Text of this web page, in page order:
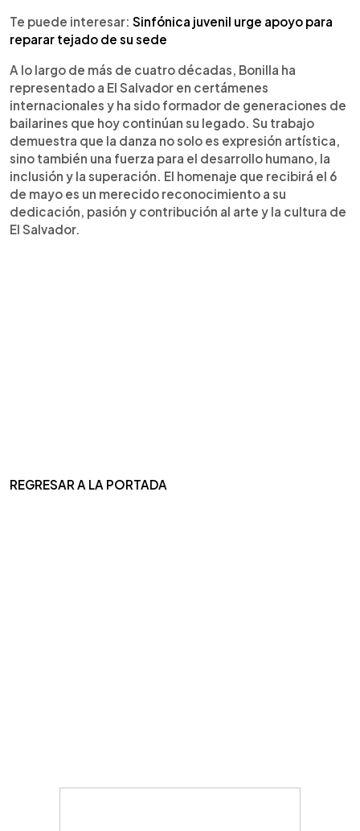
Te puede interesar: Sinfónica juvenil urge apoyo para
reparar tejado de su sede
A lo largo de más de cuatro décadas, Bonilla ha
representado a El Salvador en certámenes
internacionales y ha sido formador de generaciones de
bailarines que hoy continúan su legado. Su trabajo
demuestra que la danza no solo es expresión artística,
sino también una fuerza para el desarrollo humano, la
inclusión y la superación. El homenaje que recibirá el 6
de mayo es un merecido reconocimiento a su
dedicación, pasión y contribución al arte y la cultura de
El Salvador.
REGRESAR A LA PORTADA